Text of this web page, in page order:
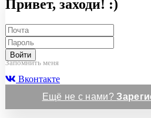
Привет, заходи! :)
Войти
Запомнить меня
Вконтакте
Ещё не с нами?